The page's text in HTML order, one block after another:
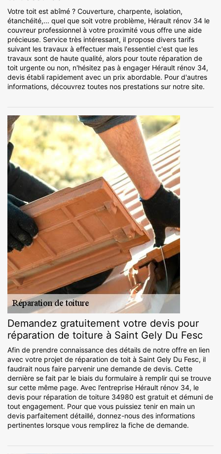
Votre toit est abîmé ? Couverture, charpente, isolation,
étanchéité,... quel que soit votre problème, Hérault rénov 34 le
couvreur professionnel à votre proximité vous offre une aide
précieuse. Service très intéressant, il propose divers tarifs
suivant les travaux à effectuer mais l'essentiel c'est que les
travaux sont de haute qualité, alors pour toute réparation de
toit urgente ou non, n'hésitez pas à engager Hérault rénov 34,
devis établi rapidement avec un prix abordable. Pour d'autres
informations, découvrez toutes nos prestations sur notre site.
Demandez gratuitement votre devis pour
réparation de toiture à Saint Gely Du Fesc
Afin de prendre connaissance des détails de notre offre en lien
avec votre projet de réparation de toit à Saint Gely Du Fesc, il
faudrait nous faire parvenir une demande de devis. Cette
dernière se fait par le biais du formulaire à remplir qui se trouve
sur cette même page. Avec l’entreprise Hérault rénov 34, le
devis pour réparation de toiture 34980 est gratuit et démuni de
tout engagement. Pour que vous puissiez tenir en main un
devis parfaitement détaillé, donnez-nous des informations
pertinentes lorsque vous remplirez la fiche de demande.